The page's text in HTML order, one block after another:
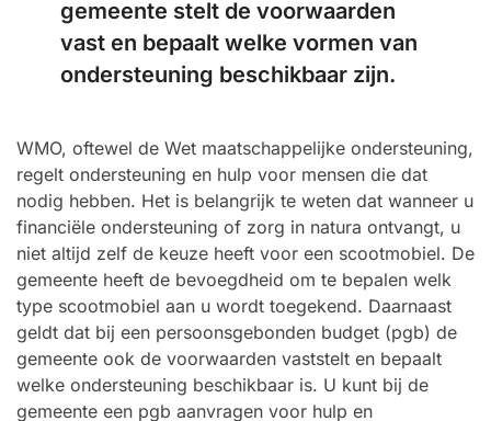
gemeente stelt de voorwaarden
vast en bepaalt welke vormen van
ondersteuning beschikbaar zijn.
WMO, oftewel de Wet maatschappelijke ondersteuning,
regelt ondersteuning en hulp voor mensen die dat
nodig hebben. Het is belangrijk te weten dat wanneer u
financiële ondersteuning of zorg in natura ontvangt, u
niet altijd zelf de keuze heeft voor een scootmobiel. De
gemeente heeft de bevoegdheid om te bepalen welk
type scootmobiel aan u wordt toegekend. Daarnaast
geldt dat bij een persoonsgebonden budget (pgb) de
gemeente ook de voorwaarden vaststelt en bepaalt
welke ondersteuning beschikbaar is. U kunt bij de
gemeente een pgb aanvragen voor hulp en